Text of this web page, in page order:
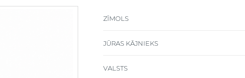
ZĪMOLS
JŪRAS KĀJNIEKS
VALSTS